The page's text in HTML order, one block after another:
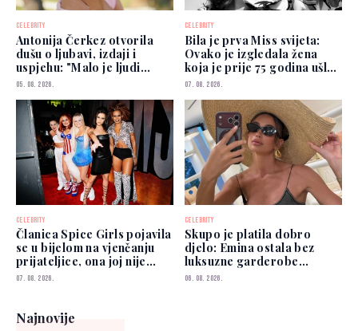
CELEBRITY
Antonija Čerkez otvorila
dušu o ljubavi, izdaji i
uspjehu: "Malo je ljudi
kojima možete vjerovati"
05. 08. 2026.
CELEBRITY
Bila je prva Miss svijeta:
Ovako je izgledala žena
koja je prije 75 godina ušla
u historiju
07. 08. 2026.
CELEBRITY
Članica Spice Girls pojavila
se u bijelom na vjenčanju
prijateljice, ona joj nije
prešutjela
07. 08. 2026.
CELEBRITY
Skupo je platila dobro
djelo: Emina ostala bez
luksuzne garderobe
vrijedne više od 50.000
06. 08. 2026.
Najnovije